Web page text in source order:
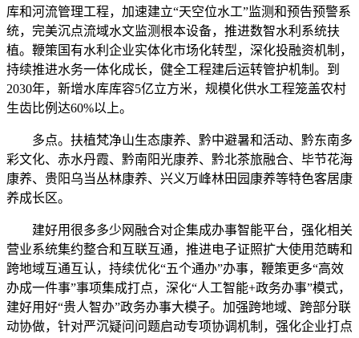
库和河流管理工程，加速建立“天空位水工”监测和预告预警系
统，完美沉点流域水文监测根本设备，推进数智水利系统扶
植。鞭策国有水利企业实体化市场化转型，深化投融资机制，
持续推进水务一体化成长，健全工程建后运转管护机制。到
2030年，新增水库库容5亿立方米，规模化供水工程笼盖农村
生齿比例达60%以上。
多点。扶植梵净山生态康养、黔中避暑和活动、黔东南多
彩文化、赤水丹霞、黔南阳光康养、黔北茶旅融合、毕节花海
康养、贵阳乌当丛林康养、兴义万峰林田园康养等特色客居康
养成长区。
建好用很多多少网融合对企集成办事智能平台，强化相关
营业系统集约整合和互联互通，推进电子证照扩大使用范畴和
跨地域互通互认，持续优化“五个通办”办事，鞭策更多“高效
办成一件事”事项集成打点，深化“人工智能+政务办事”模式，
建好用好“贵人智办”政务办事大模子。加强跨地域、跨部分联
动协做，针对严沉疑问问题启动专项协调机制，强化企业打点